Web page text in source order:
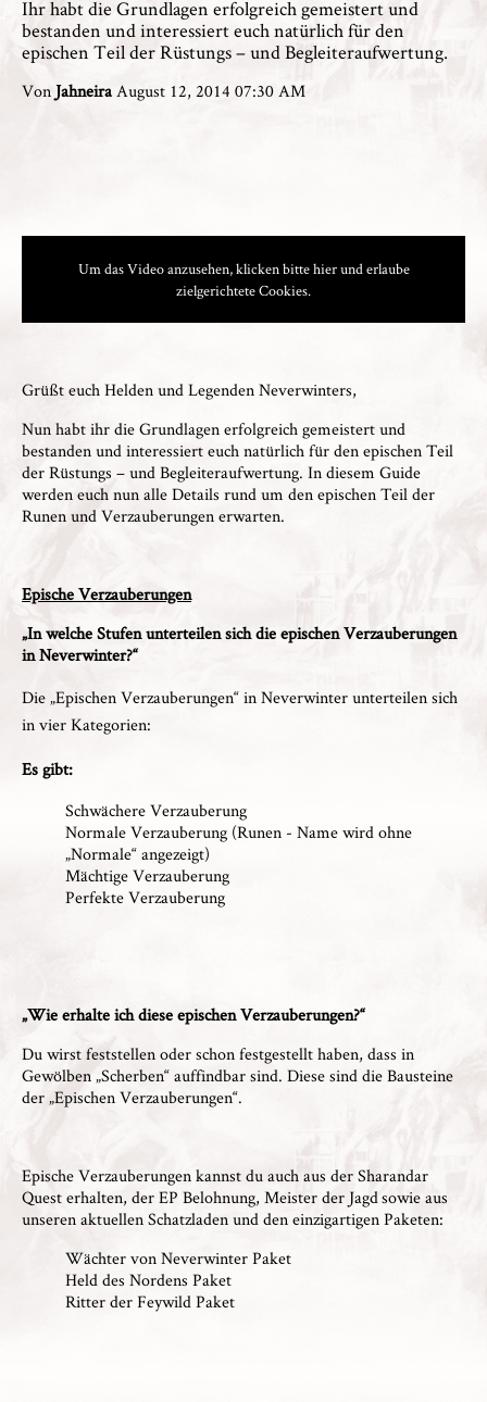
Ihr habt die Grundlagen erfolgreich gemeistert und
bestanden und interessiert euch natürlich für den
epischen Teil der Rüstungs – und Begleiteraufwertung.
Von JahneiraAugust 12, 2014 07:30 AM
Um das Video anzusehen, klicken bitte hier und erlaube
zielgerichtete Cookies.
Grüßt euch Helden und Legenden Neverwinters,
Nun habt ihr dieGrundlagenerfolgreich gemeistert und
bestanden und interessiert euch natürlich für den epischen Teil
der Rüstungs – und Begleiteraufwertung. In diesem Guide
werden euch nun alle Details rund um den epischen Teil der
Runen und Verzauberungen erwarten.
Epische Verzauberungen
„In welche Stufen unterteilen sich die epischen Verzauberungen
in Neverwinter?“
Die „Epischen Verzauberungen“ in Neverwinter unterteilen sich
in vier Kategorien:
Es gibt:
Schwächere Verzauberung
Normale Verzauberung (Runen - Name wird ohne
„Normale“ angezeigt)
Mächtige Verzauberung
Perfekte Verzauberung
„Wie erhalte ich diese epischen Verzauberungen?“
Du wirst feststellen oder schon festgestellt haben, dass in
Gewölben „Scherben“ auffindbar sind. Diese sind die Bausteine
der „Epischen Verzauberungen“.
Epische Verzauberungen kannst du auch aus der Sharandar
Quest erhalten, der EP Belohnung, Meister der Jagd sowie aus
unserenaktuellen Schatzladenund den einzigartigen Paketen:
Wächter von Neverwinter Paket
Held des Nordens Paket
Ritter der Feywild Paket